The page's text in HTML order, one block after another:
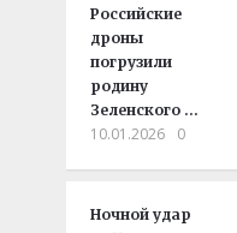
Российские
дроны
погрузили
родину
Зеленского …
10.01.2026 0
Ночной удар